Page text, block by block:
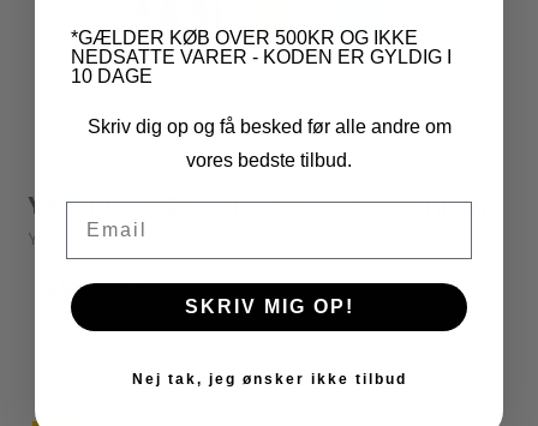
Yookidoo - Ball Blaster Water Cannon
Yookidoo
299,00 kr
*GÆLDER KØB OVER 500KR OG IKKE
NEDSATTE VARER - KODEN ER GYLDIG I
10 DAGE
Skriv dig op og få besked før alle andre om
vores bedste tilbud.
SKRIV MIG OP!
Nej tak, jeg ønsker ikke tilbud